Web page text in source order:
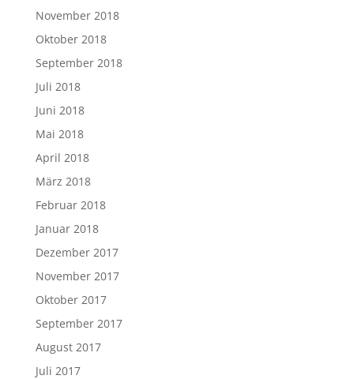
November 2018
Oktober 2018
September 2018
Juli 2018
Juni 2018
Mai 2018
April 2018
März 2018
Februar 2018
Januar 2018
Dezember 2017
November 2017
Oktober 2017
September 2017
August 2017
Juli 2017